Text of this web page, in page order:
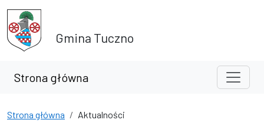
Przejdź do treści
Przejdź do wyszukiwarki
Gmina Tuczno
Strona główna
Strona główna Aktualności